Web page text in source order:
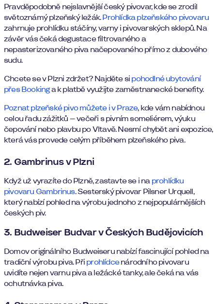
Pravděpodobně nejslavnější český pivovar, kde se zrodil
světoznámý plzeňský ležák.Prohlídka plzeňského pivovaru
zahrnuje prohlídku stáčíny, varny i pivovarských sklepů. Na
závěr vás čeká degustace filtrovaného a
nepasterizovaného piva načepovaného přímo z dubového
sudu.
Chcete se v Plzni zdržet? Najděte sipohodlné ubytování
přes Bookinga k platbě využijte zaměstnanecké benefity.
Poznat plzeňské pivo můžete i v Praze, kde vám nabídnou
celou řadu zážitků – večeři s pivním someliérem, výuku
čepování nebo plavbu po Vltavě. Nesmí chybět ani expozice,
která vás provede celým příběhem plzeňského piva.
2. Gambrinus v Plzni
Když už vyrazíte do Plzně, zastavte se i naprohlídku
pivovaru Gambrinus. Sesterský pivovar Pilsner Urquell,
který nabízí pohled na výrobu jednoho z nejpopulárnějších
českých piv.
3. Budweiser Budvar v Českých Budějovicích
Domov originálního Budweiseru nabízí fascinující pohled na
tradiční výrobu piva. Připrohlídcenárodního pivovaru
uvidíte nejen varnu piva a ležácké tanky, ale čeká na vás
ochutnávka piva.